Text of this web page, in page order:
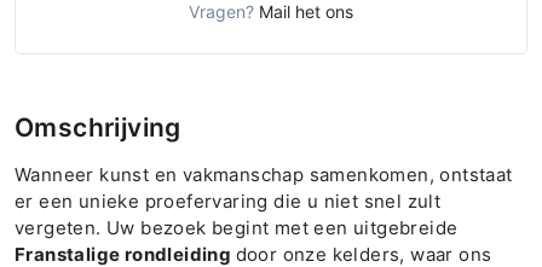
Vragen? Mail het ons
Omschrijving
Wanneer kunst en vakmanschap samenkomen, ontstaat
er een unieke proefervaring die u niet snel zult
vergeten. Uw bezoek begint met een uitgebreide
Franstalige rondleiding door onze kelders, waar ons